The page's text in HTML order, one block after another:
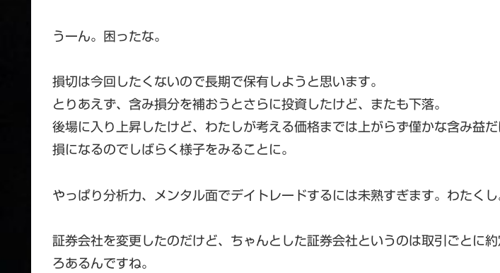
うーん。困ったな。
損切は今回したくないので長期で保有しようと思います。
とりあえず、含み損分を補おうとさらに投資したけど、またも下落。
後場に入り上昇したけど、わたしが考える価格までは上がらず僅かな含み益
損になるのでしばらく様子をみることに。
やっぱり分析力、メンタル面でデイトレードするには未熟すぎます。わたくし
証券会社を変更したのだけど、ちゃんとした証券会社というのは取引ごとに
ろあるんですね。